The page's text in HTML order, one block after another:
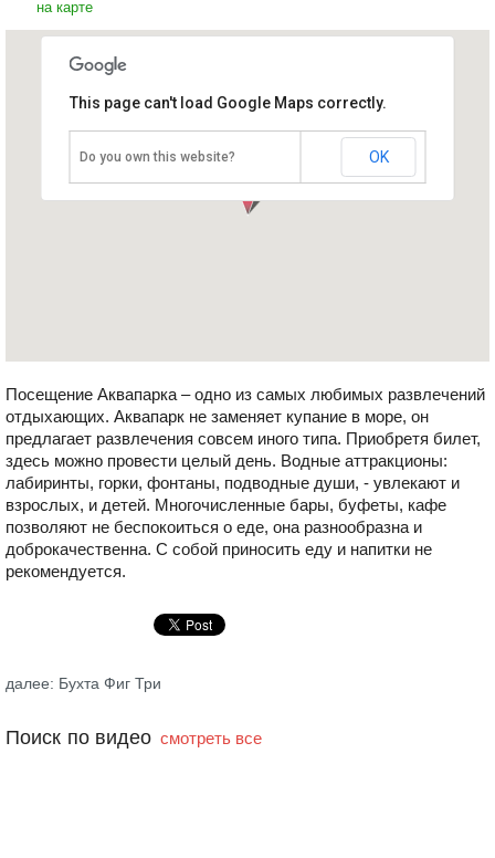
на карте
Центр водных аттракционов
This page can't load Google Maps correctly.
Do you own this website? OK
Посещение Аквапарка – одно из самых любимых развлечений
отдыхающих. Аквапарк не заменяет купание в море, он
предлагает развлечения совсем иного типа. Приобретя билет,
здесь можно провести целый день. Водные аттракционы:
лабиринты, горки, фонтаны, подводные души, - увлекают и
взрослых, и детей. Многочисленные бары, буфеты, кафе
позволяют не беспокоиться о еде, она разнообразна и
доброкачественна. С собой приносить еду и напитки не
рекомендуется.
далее: Бухта Фиг Три
Поиск по видео смотреть все